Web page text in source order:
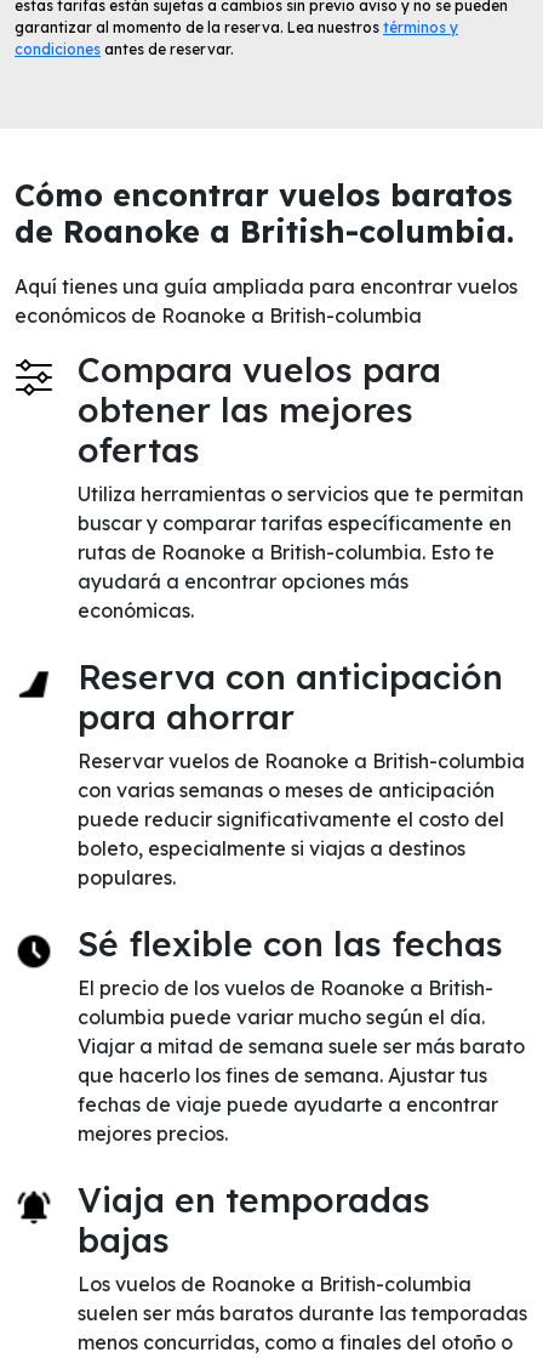
estas tarifas están sujetas a cambios sin previo aviso y no se pueden
garantizar al momento de la reserva. Lea nuestros términos y
condiciones antes de reservar.
Cómo encontrar vuelos baratos
de Roanoke a British-columbia.
Aquí tienes una guía ampliada para encontrar vuelos
económicos de Roanoke a British-columbia
Compara vuelos para
obtener las mejores
ofertas
Utiliza herramientas o servicios que te permitan
buscar y comparar tarifas específicamente en
rutas de Roanoke a British-columbia. Esto te
ayudará a encontrar opciones más
económicas.
Reserva con anticipación
para ahorrar
Reservar vuelos de Roanoke a British-columbia
con varias semanas o meses de anticipación
puede reducir significativamente el costo del
boleto, especialmente si viajas a destinos
populares.
Sé flexible con las fechas
El precio de los vuelos de Roanoke a British-
columbia puede variar mucho según el día.
Viajar a mitad de semana suele ser más barato
que hacerlo los fines de semana. Ajustar tus
fechas de viaje puede ayudarte a encontrar
mejores precios.
Viaja en temporadas
bajas
Los vuelos de Roanoke a British-columbia
suelen ser más baratos durante las temporadas
menos concurridas, como a finales del otoño o